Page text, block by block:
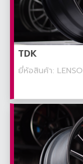
TDK
ยี่ห้อสินค้า: LENSO